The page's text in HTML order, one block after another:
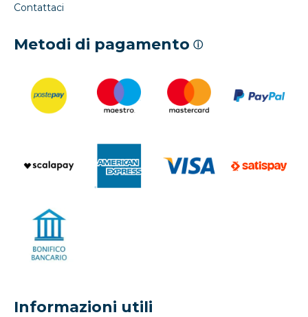
Contattaci
Metodi di pagamento ⓘ
Informazioni utili